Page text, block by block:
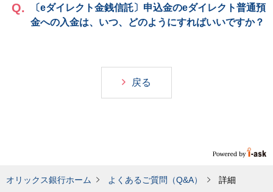
〔eダイレクト金銭信託〕申込金のeダイレクト普通預
金への入金は、いつ、どのようにすればいいですか？
戻る
オリックス銀行ホーム よくあるご質問（Q&A） 詳細